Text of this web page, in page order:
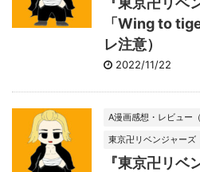
「Wing to
レ注意）
2022/11/22
A漫画感想・レビュー
東京卍リベンジャーズ
『東京卍リベ